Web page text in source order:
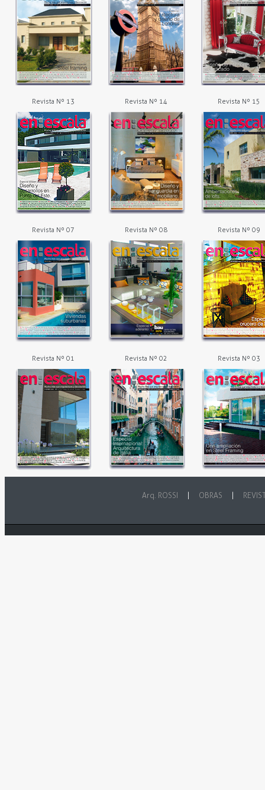
Revista Nº 13 Revista Nº 14 Revista Nº 15
Revista Nº 07 Revista Nº 08 Revista Nº 09
Revista Nº 01 Revista Nº 02 Revista Nº 03
Arq. ROSSI OBRAS